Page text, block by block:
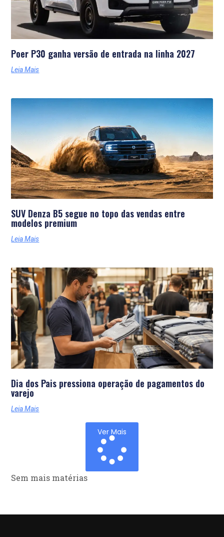
Poer P30 ganha versão de entrada na linha 2027
Leia Mais
SUV Denza B5 segue no topo das vendas entre
modelos premium
Leia Mais
Dia dos Pais pressiona operação de pagamentos do
varejo
Leia Mais
Ver Mais
Sem mais matérias